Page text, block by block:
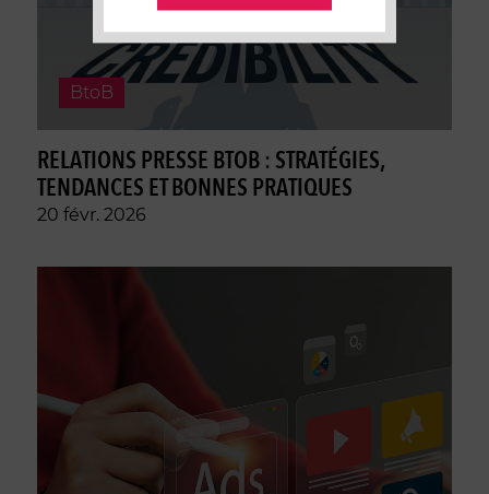
BtoB
RELATIONS PRESSE BTOB : STRATÉGIES,
TENDANCES ET BONNES PRATIQUES
20 févr. 2026